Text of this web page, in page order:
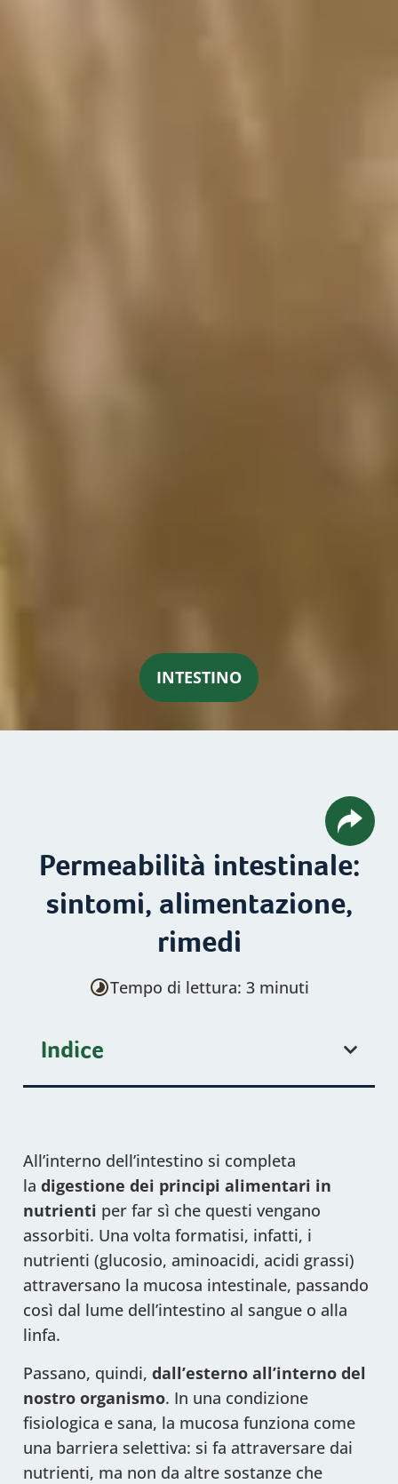
INTESTINO
Permeabilità intestinale:
sintomi, alimentazione,
rimedi
Tempo di lettura: 3 minuti
Indice
All’interno dell’intestino si completa
la digestione dei principi alimentari in
nutrienti per far sì che questi vengano
assorbiti. Una volta formatisi, infatti, i
nutrienti (glucosio, aminoacidi, acidi grassi)
attraversano la mucosa intestinale, passando
così dal lume dell’intestino al sangue o alla
linfa.
Passano, quindi, dall’esterno all’interno del
nostro organismo. In una condizione
fisiologica e sana, la mucosa funziona come
una barriera selettiva: si fa attraversare dai
nutrienti, ma non da altre sostanze che